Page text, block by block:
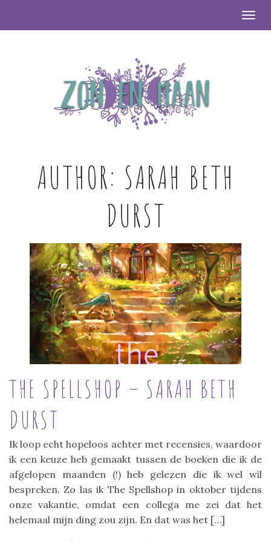
AUTHOR: SARAH BETH
DURST
THE SPELLSHOP – SARAH BETH
DURST
Ik loop echt hopeloos achter met recensies, waardoor
ik een keuze heb gemaakt tussen de boeken die ik de
afgelopen maanden (!) heb gelezen die ik wel wil
bespreken. Zo las ik The Spellshop in oktober tijdens
onze vakantie, omdat een collega me zei dat het
helemaal mijn ding zou zijn. En dat was het […]